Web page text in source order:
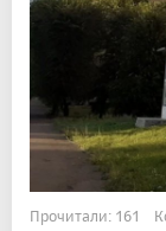
Прочитали: 161